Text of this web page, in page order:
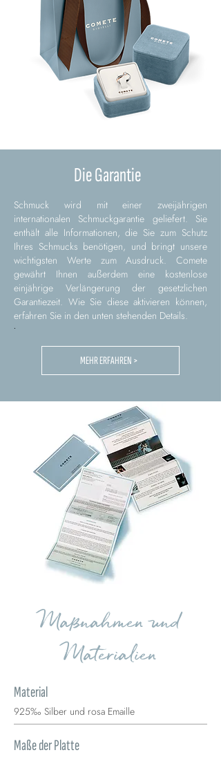
Die Garantie
Schmuck wird mit einer zweijährigen
internationalen Schmuckgarantie geliefert. Sie
enthält alle Informationen, die Sie zum Schutz
Ihres Schmucks benötigen, und bringt unsere
wichtigsten Werte zum Ausdruck. Comete
gewährt Ihnen außerdem eine kostenlose
einjährige Verlängerung der gesetzlichen
Garantiezeit. Wie Sie diese aktivieren können,
erfahren Sie in den unten stehenden Details.
MEHR ERFAHREN >
Maßnahmen und
Materialien
Material
925‰ Silber und rosa Emaille
Maße der Platte